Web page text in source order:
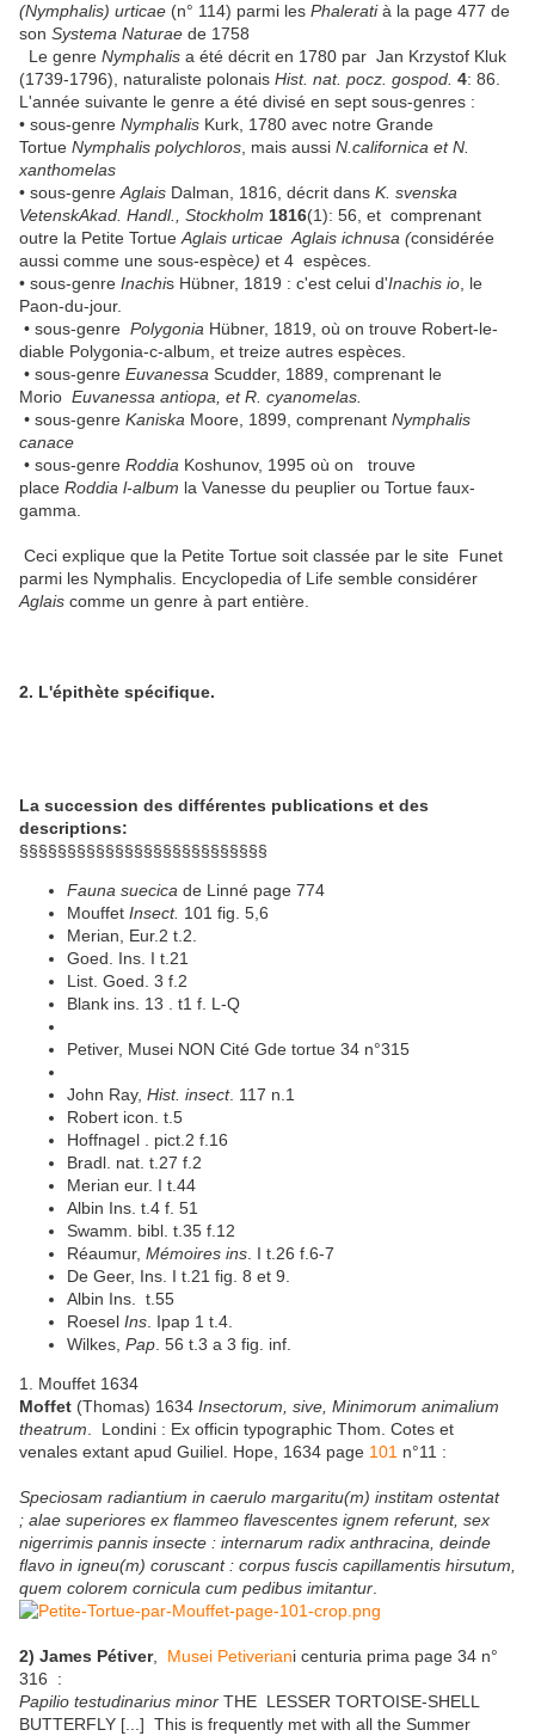
(Nymphalis) urticae (n° 114) parmi les Phaleratià la page 477 de
son Systema Naturae de 1758
Le genre Nymphalis a été décrit en 1780 par Jan Krzystof Kluk
(1739-1796), naturaliste polonais Hist. nat. pocz. gospod. 4: 86.
L'année suivante le genre a été divisé en sept sous-genres :
• sous-genre Nymphalis Kurk, 1780 avec notre Grande
Tortue Nymphalis polychloros , mais aussi N.californica et N.
xanthomelas
• sous-genre Aglais Dalman, 1816, décrit dans K. svenska
VetenskAkad. Handl., Stockholm 1816(1): 56, et comprenant
outre la Petite Tortue Aglais urticae Aglais ichnusa (considérée
aussi comme une sous-espèce) et 4 espèces.
• sous-genre Inachis Hübner, 1819 : c'est celui d'Inachis io , le
Paon-du-jour.
• sous-genre Polygonia Hübner, 1819, où on trouve Robert-le-
diable Polygonia-c-album, et treize autres espèces.
• sous-genre Euvanessa Scudder, 1889, comprenant le
Morio Euvanessa antiopa, et R. cyanomelas.
• sous-genre Kaniska Moore, 1899, comprenant Nymphalis
canace
• sous-genre Roddia Koshunov, 1995 où on trouve
place Roddia l-album la Vanesse du peuplier ou Tortue faux-
gamma.
Ceci explique que la Petite Tortue soit classée par le site Funet
parmi les Nymphalis. Encyclopedia of Life semble considérer
Aglais comme un genre à part entière.
2. L'épithète spécifique.
La succession des différentes publications et des
descriptions:
§§§§§§§§§§§§§§§§§§§§§§§§§§
Fauna suecica de Linné page 774
Mouffet Insect. 101 fig. 5,6
Merian, Eur.2 t.2.
Goed. Ins. I t.21
List. Goed. 3 f.2
Blank ins. 13 . t1 f. L-Q
Petiver, Musei NON Cité Gde tortue 34 n°315
John Ray, Hist. insect. 117 n.1
Robert icon. t.5
Hoffnagel . pict.2 f.16
Bradl. nat. t.27 f.2
Merian eur. I t.44
Albin Ins. t.4 f. 51
Swamm. bibl. t.35 f.12
Réaumur, Mémoires ins . I t.26 f.6-7
De Geer, Ins. I t.21 fig. 8 et 9.
Albin Ins. t.55
Roesel Ins . Ipap 1 t.4.
Wilkes, Pap . 56 t.3 a 3 fig. inf.
1. Mouffet 1634
Moffet (Thomas) 1634 Insectorum, sive, Minimorum animalium
theatrum . Londini : Ex officin typographic Thom. Cotes et
venales extant apud Guiliel. Hope, 1634 page 101 n°11 :
Speciosam radiantium in caerulo margaritu(m) institam ostentat
; alae superiores ex flammeo flavescentes ignem referunt, sex
nigerrimis pannis insecte : internarum radix anthracina, deinde
flavo in igneu(m) coruscant : corpus fuscis capillamentis hirsutum,
quem colorem cornicula cum pedibus imitantur
2) James Pétiver, Musei Petiveriani centuria prima page 34 n°
316 :
Papilio testudinarius minor THE LESSER TORTOISE-SHELL
BUTTERFLY [...] This is frequently met with all the Summer